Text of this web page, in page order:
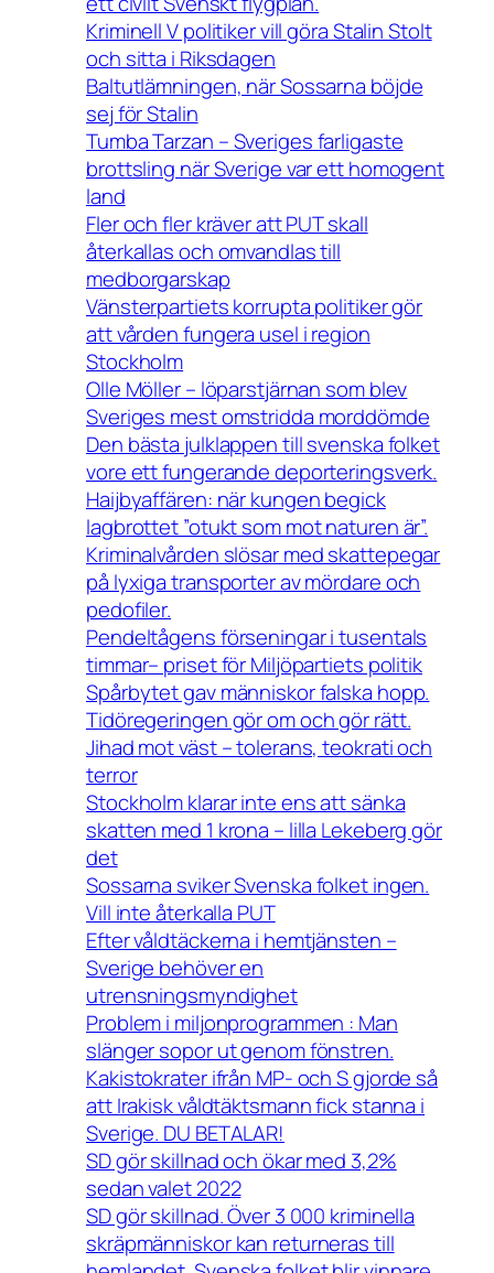
Kriminell V politiker vill göra Stalin Stolt
och sitta i Riksdagen
Baltutlämningen, när Sossarna böjde
sej för Stalin
Tumba Tarzan – Sveriges farligaste
brottsling när Sverige var ett homogent
land
Fler och fler kräver att PUT skall
återkallas och omvandlas till
medborgarskap
Vänsterpartiets korrupta politiker gör
att vården fungera usel i region
Stockholm
Olle Möller – löparstjärnan som blev
Sveriges mest omstridda morddömde
Den bästa julklappen till svenska folket
vore ett fungerande deporteringsverk.
Haijbyaffären: när kungen begick
lagbrottet ”otukt som mot naturen är”.
Kriminalvården slösar med skattepegar
på lyxiga transporter av mördare och
pedofiler.
Pendeltågens förseningar i tusentals
timmar– priset för Miljöpartiets politik
Spårbytet gav människor falska hopp.
Tidöregeringen gör om och gör rätt.
Jihad mot väst – tolerans, teokrati och
terror
Stockholm klarar inte ens att sänka
skatten med 1 krona – lilla Lekeberg gör
det
Sossarna sviker Svenska folket ingen.
Vill inte återkalla PUT
Efter våldtäckerna i hemtjänsten –
Sverige behöver en
utrensningsmyndighet
Problem i miljonprogrammen : Man
slänger sopor ut genom fönstren.
Kakistokrater ifrån MP- och S gjorde så
att Irakisk våldtäktsmann fick stanna i
Sverige. DU BETALAR!
SD gör skillnad och ökar med 3,2%
sedan valet 2022
SD gör skillnad. Över 3 000 kriminella
skräpmänniskor kan returneras till